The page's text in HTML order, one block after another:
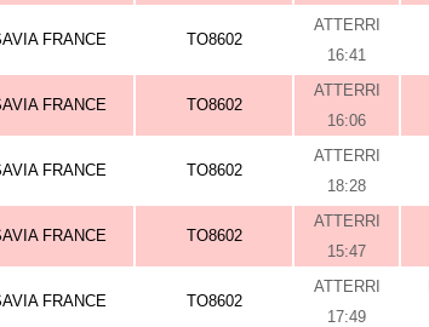
FRANCE TO8602
ATTERRI
16:41
FRANCE TO8602
ATTERRI
16:06
FRANCE TO8602
ATTERRI
18:28
FRANCE TO8602
ATTERRI
15:47
FRANCE TO8602
ATTERRI
17:49